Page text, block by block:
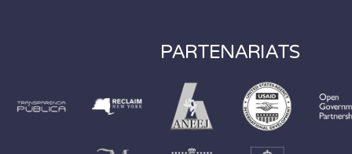
PARTENARIATS